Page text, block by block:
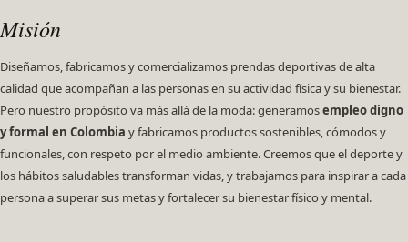
Misión
Diseñamos, fabricamos y comercializamos prendas deportivas de alta
calidad que acompañan a las personas en su actividad física y su bienestar.
Pero nuestro propósito va más allá de la moda: generamosempleo digno
y formal en Colombia y fabricamos productos sostenibles, cómodos y
funcionales, con respeto por el medio ambiente. Creemos que el deporte y
los hábitos saludables transforman vidas, y trabajamos para inspirar a cada
persona a superar sus metas y fortalecer su bienestar físico y mental.